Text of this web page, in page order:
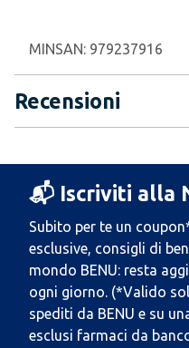
MINSAN: 979237916
Recensioni
📬 Iscriviti alla
Subito per te un
esclusive, consigli di
mondo BENU: resta
ogni giorno. (*Valido
spediti da BENU e su
esclusi farmaci da